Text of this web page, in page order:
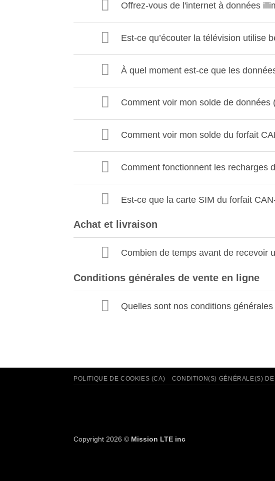
Offrez-vous de l'internet à données
Est-ce qu’écouter la télévision utilise
À quel moment est-ce que les
Comment voir mon solde de données
Comment voir mon solde du forfait
Comment fonctionnent les recharges
Est-ce que la carte SIM du forfait
Achat et livraison
Combien de temps avant de recevoir
Conditions générales de vente en ligne
Quelles sont nos conditions
POLITIQUE DE COOKIES (CA) CONDITION(S) GÉNÉRALE(S)
Copyright 2026 © Mission LTE inc